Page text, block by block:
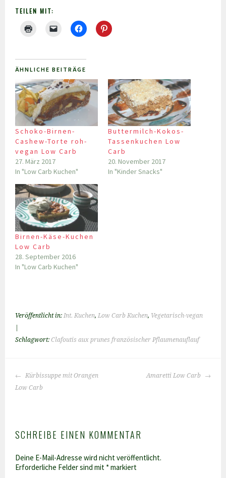
TEILEN MIT:
ÄHNLICHE BEITRÄGE
Schoko-Birnen-
Cashew-Torte roh-
vegan Low Carb
27. März 2017
In "Low Carb Kuchen"
Buttermilch-Kokos-
Tassenkuchen Low
Carb
20. November 2017
In "Kinder Snacks"
Birnen-Käse-Kuchen
Low Carb
28. September 2016
In "Low Carb Kuchen"
Veröffentlicht in: Int. Kuchen, Low Carb Kuchen, Vegetarisch-vegan
Schlagwort:Clafoutis aux prunes französischer Pflaumenauflauf
BEITRAGS-
NAVIGATION
Kürbissuppe mit Orangen
Low Carb
Amaretti Low Carb
SCHREIBE EINEN KOMMENTAR
Deine E-Mail-Adresse wird nicht veröffentlicht.
Erforderliche Felder sind mit *markiert